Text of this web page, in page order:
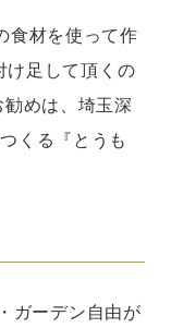
食材を使って作
け足して頂くの
めは、埼玉深
くる『とうも
ガーデン自由が